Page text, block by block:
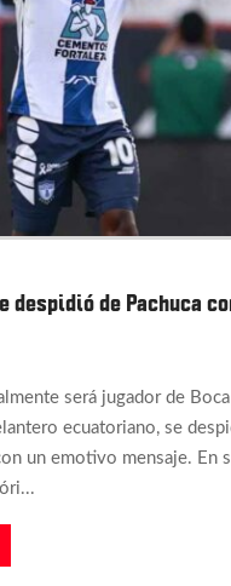
despidió de Pachuca
será jugador de
ecuatoriano, se
un emotivo mensaje. En